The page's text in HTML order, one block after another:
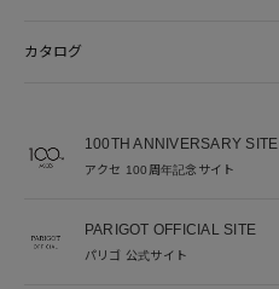
カタログ
100TH ANNIVERSARY SITE
アクセ 100周年記念サイト
PARIGOT OFFICIAL SITE
パリゴ 公式サイト